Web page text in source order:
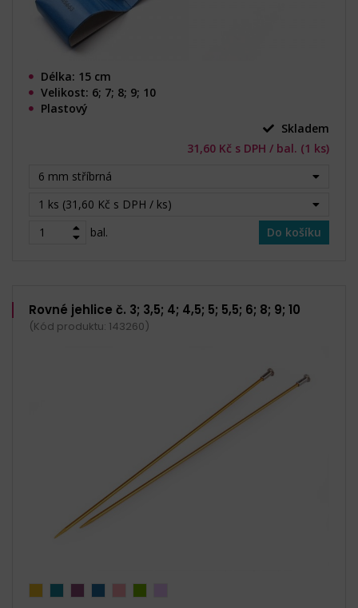
Délka: 15 cm
Velikost: 6; 7; 8; 9; 10
Plastový
Skladem
31,60 Kč s DPH / bal. (1 ks)
6 mm stříbrná
1 ks (31,60 Kč s DPH / ks)
bal.
Do košíku
Rovné jehlice č. 3; 3,5; 4; 4,5; 5; 5,5; 6; 8; 9; 10
(Kód produktu: 143260)